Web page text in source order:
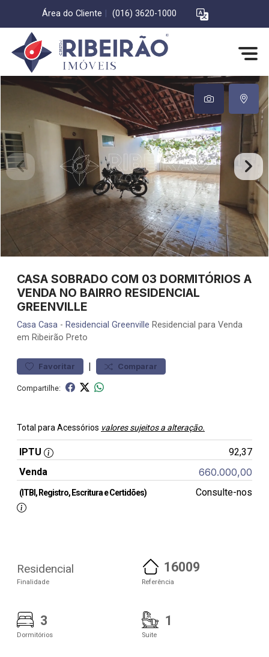
Área do Cliente (016) 3620-1000
CASA SOBRADO COM 03 DORMITÓRIOS A
VENDA NO BAIRRO RESIDENCIAL
GREENVILLE
Casa Casa - Residencial Greenville Residencial para Venda
em Ribeirão Preto
Favoritar | Comparar
Compartilhe:
Total para Acessórios valores sujeitos a alteração.
IPTU
92,37
Venda
660.000,00
(ITBI, Registro, Escritura e Certidões) Consulte-nos
Residencial
Finalidade
16009
Referência
3
Dormitórios
1
Suite